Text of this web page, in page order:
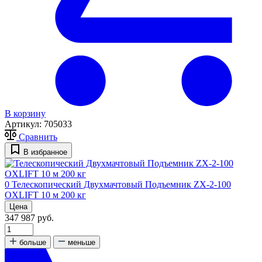
В корзину
Артикул: 705033
Сравнить
В избранное
0 Телескопический Двухмачтовый Подъемник ZX-2-100
OXLIFT 10 м 200 кг
Цена
347 987 руб.
больше меньше